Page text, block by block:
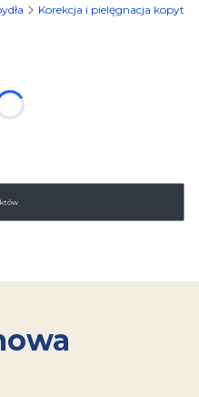
Korekcja i pielęgnacja kopyt